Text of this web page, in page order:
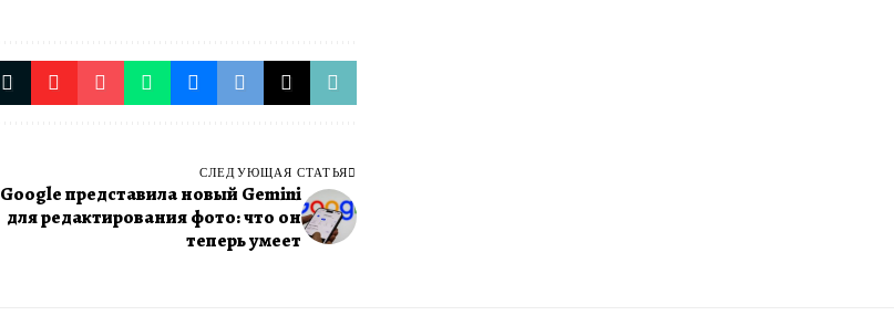
СЛЕДУЮЩАЯ СТАТЬЯ
Google представила новый Gemini
для редактирования фото: что он
теперь умеет